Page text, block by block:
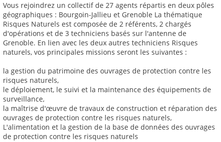
Vous rejoindrez un collectif de 27 agents répartis en deux pôles
géographiques : Bourgoin-Jallieu et Grenoble La thématique
Risques Naturels est composée de 2 référents, 2 chargés
d'opérations et de 3 techniciens basés sur l'antenne de
Grenoble. En lien avec les deux autres techniciens Risques
naturels, vos principales missions seront les suivantes :
la gestion du patrimoine des ouvrages de protection contre les
risques naturels,
le déploiement, le suivi et la maintenance des équipements de
surveillance,
la maîtrise d'œuvre de travaux de construction et réparation des
ouvrages de protection contre les risques naturels,
L'alimentation et la gestion de la base de données des ouvrages
de protection contre les risques naturels